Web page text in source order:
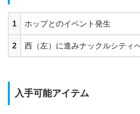
1 ホップとのイベント発生
2 西（左）に進みナックルシティ
入手可能アイテム